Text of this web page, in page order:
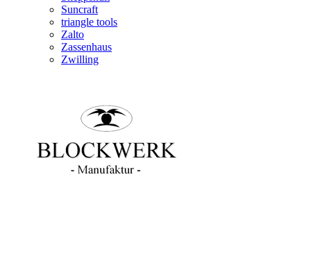
Suncraft
triangle tools
Zalto
Zassenhaus
Zwilling